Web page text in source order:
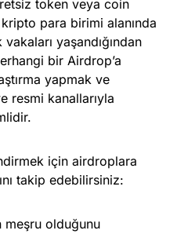
token veya coin
para birimi alanında
vakaları yaşandığından
bir Airdrop’a
yapmak ve
resmi kanallarıyla
için airdroplara
takip edebilirsiniz:
meşru olduğunu